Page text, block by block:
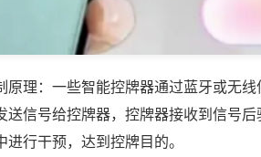
原理：一些智能控牌器通过蓝牙或无
送信号给控牌器，控牌器接收到信号
行干预，达到控牌目的。